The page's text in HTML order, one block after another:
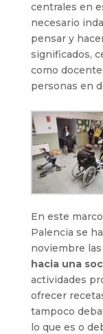
centrales en
necesario
pensar y
significados,
como
personas en
En este
Palencia se
noviembre
hacia una
actividades
ofrecer
tampoco
lo que es o